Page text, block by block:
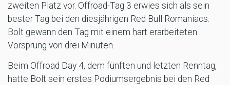
zweiten Platz vor. Offroad-Tag 3 erwies sich als sein
bester Tag bei den diesjährigen Red Bull Romaniacs:
Bolt gewann den Tag mit einem hart erarbeiteten
Vorsprung von drei Minuten.
Beim Offroad Day 4, dem fünften und letzten Renntag,
hatte Bolt sein erstes Podiumsergebnis bei den Red